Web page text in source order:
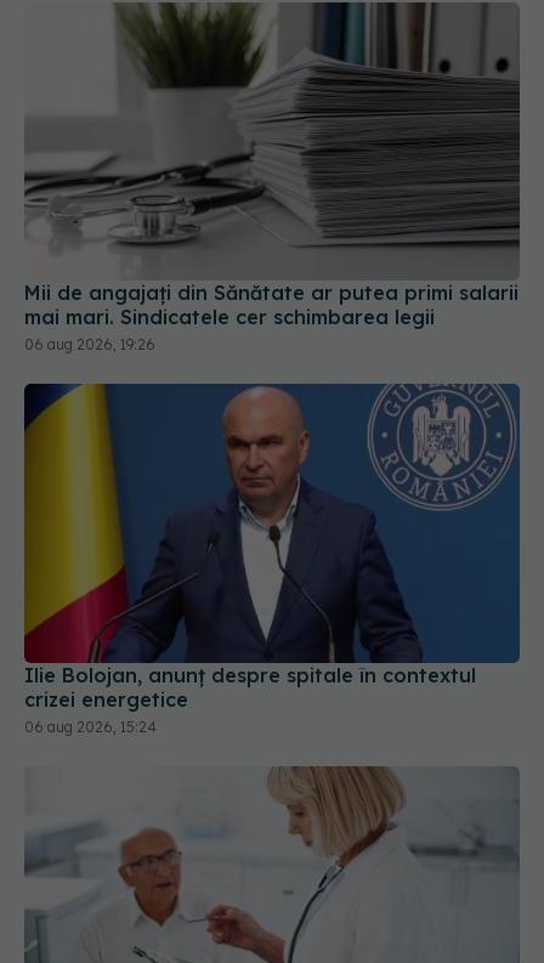
Mii de angajați din Sănătate ar putea primi salarii
mai mari. Sindicatele cer schimbarea legii
06 aug 2026, 19:26
Ilie Bolojan, anunț despre spitale în contextul
crizei energetice
06 aug 2026, 15:24